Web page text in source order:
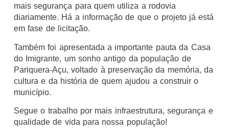
mais segurança para quem utiliza a rodovia
diariamente. Há a informação de que o projeto já está
em fase de licitação.
Também foi apresentada a importante pauta da Casa
do Imigrante, um sonho antigo da população de
Pariquera-Açu, voltado à preservação da memória, da
cultura e da história de quem ajudou a construir o
município.
Segue o trabalho por mais infraestrutura, segurança e
qualidade de vida para nossa população!